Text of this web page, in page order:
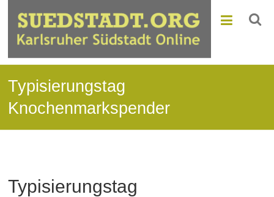
Typisierungstag
Knochenmarkspender
Typisierungstag